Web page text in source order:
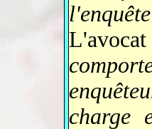
L'avocat
charge